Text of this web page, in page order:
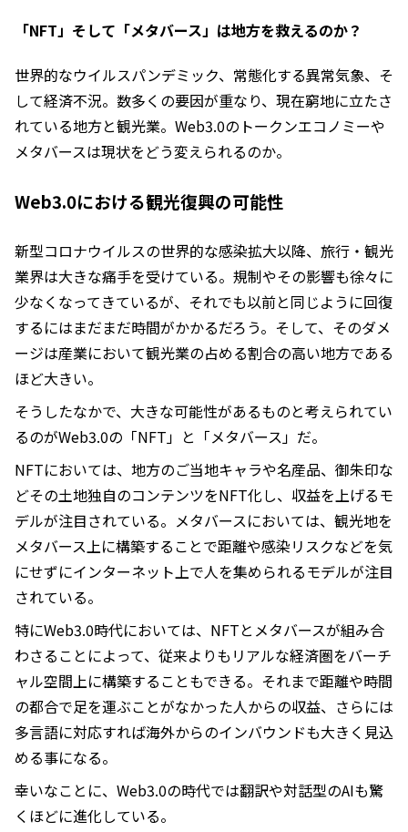
「NFT」そして「メタバース」は地方を救えるのか？
世界的なウイルスパンデミック、常態化する異常気象、そ
して経済不況。数多くの要因が重なり、現在窮地に立たさ
れている地方と観光業。Web3.0のトークンエコノミーや
メタバースは現状をどう変えられるのか。
Web3.0における観光復興の可能性
新型コロナウイルスの世界的な感染拡大以降、旅行・観光
業界は大きな痛手を受けている。規制やその影響も徐々に
少なくなってきているが、それでも以前と同じように回復
するにはまだまだ時間がかかるだろう。そして、そのダメ
ージは産業において観光業の占める割合の高い地方である
ほど大きい。
そうしたなかで、大きな可能性があるものと考えられてい
るのがWeb3.0の「NFT」と「メタバース」だ。
NFTにおいては、地方のご当地キャラや名産品、御朱印な
どその土地独自のコンテンツをNFT化し、収益を上げるモ
デルが注目されている。メタバースにおいては、観光地を
メタバース上に構築することで距離や感染リスクなどを気
にせずにインターネット上で人を集められるモデルが注目
されている。
特にWeb3.0時代においては、NFTとメタバースが組み合
わさることによって、従来よりもリアルな経済圏をバーチ
ャル空間上に構築することもできる。それまで距離や時間
の都合で足を運ぶことがなかった人からの収益、さらには
多言語に対応すれば海外からのインバウンドも大きく見込
める事になる。
幸いなことに、Web3.0の時代では翻訳や対話型のAIも驚
くほどに進化している。